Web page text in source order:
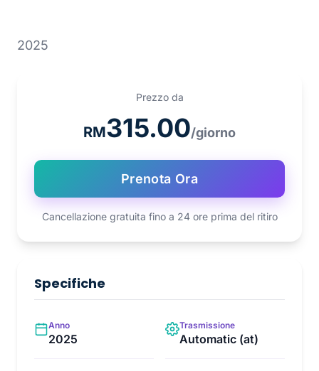
2025
Prezzo da
RM315.00/giorno
Prenota Ora
Cancellazione gratuita fino a 24 ore prima del ritiro
Specifiche
Anno
2025
Trasmissione
Automatic (at)